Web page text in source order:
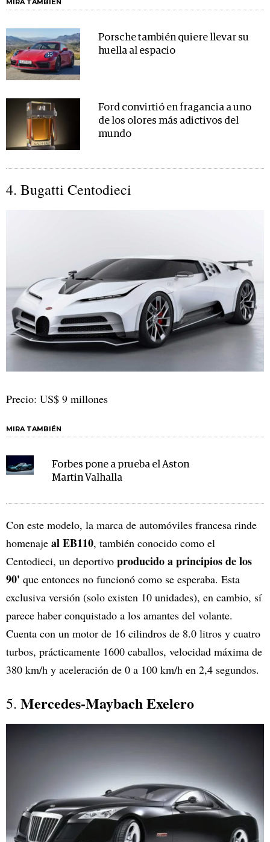
MIRA TAMBIÉN
Porsche también quiere llevar su
huella al espacio
Ford convirtió en fragancia a uno
de los olores más adictivos del
mundo
4. Bugatti Centodieci
Precio: US$ 9 millones
MIRA TAMBIÉN
Forbes pone a prueba el Aston
Martin Valhalla
Con este modelo, la marca de automóviles francesa rinde
homenaje al EB110, también conocido como el
Centodieci, un deportivo producido a principios de los
90' que entonces no funcionó como se esperaba. Esta
exclusiva versión (solo existen 10 unidades), en cambio, sí
parece haber conquistado a los amantes del volante.
Cuenta con un motor de 16 cilindros de 8.0 litros y cuatro
turbos, prácticamente 1600 caballos, velocidad máxima de
380 km/h y aceleración de 0 a 100 km/h en 2,4 segundos.
5. Mercedes-Maybach Exelero